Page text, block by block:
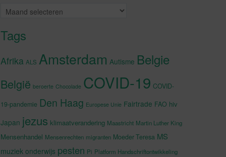
Archieven
Tags
Afrika ALS Amsterdam Autisme Belgie
België beroerte Chocolade COVID-19 COVID-
19-pandemie Den Haag Europese Unie Fairtrade FAO hiv
Japan jezus klimaatverandering Maastricht Martin Luther King
Mensenhandel Mensenrechten migranten Moeder Teresa MS
muziek onderwijs pesten Pi Platform Handschriftontwikkeling